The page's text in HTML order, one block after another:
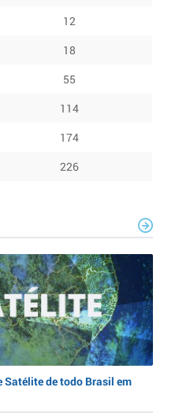
12
18
55
114
174
226
Satélite de todo Brasil em